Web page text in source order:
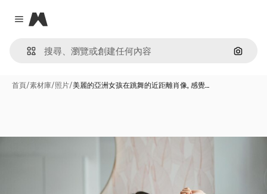
Close menu
Magnific
通過圖
首頁/素材庫/照片/美麗的亞洲女孩在跳舞的近距離肖像, 感覺…